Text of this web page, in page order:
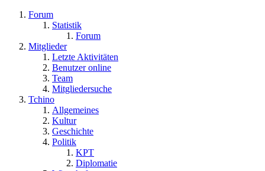
Forum
Statistik
Forum
Mitglieder
Letzte Aktivitäten
Benutzer online
Team
Mitgliedersuche
Tchino
Allgemeines
Kultur
Geschichte
Politik
KPT
Diplomatie